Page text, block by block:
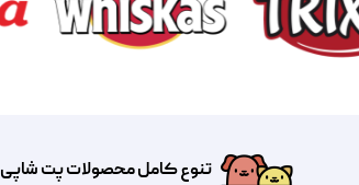
تنوع کامل محصولات پت شاپی